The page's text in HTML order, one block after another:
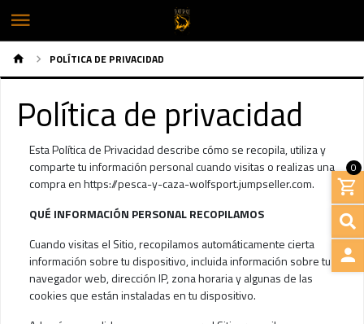
0
POLÍTICA DE PRIVACIDAD
Política de privacidad
Esta Política de Privacidad describe cómo se recopila, utiliza y
comparte tu información personal cuando visitas o realizas una
compra en https://pesca-y-caza-wolfsport.jumpseller.com.
QUÉ INFORMACIÓN PERSONAL RECOPILAMOS
Cuando visitas el Sitio, recopilamos automáticamente cierta
información sobre tu dispositivo, incluida información sobre tu
navegador web, dirección IP, zona horaria y algunas de las
cookies que están instaladas en tu dispositivo.